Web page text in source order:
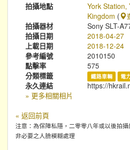
拍攝地點
York Station,
Kingdom (
拍攝器材
Sony SLT-
拍攝日期
2018-04-27
上載日期
2018-12-24
參考編號
2010150
點擊率
575
分類標籤
鐵路車輛 電
永久連結
https://
» 更多相關相片
« 返回前頁
注意：為保障私隱，二零零八年或以後拍
非必要之人臉模糊處理